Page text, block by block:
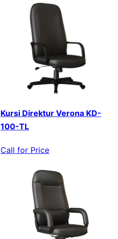
Kursi Direktur Verona KD-
100-TL
Call for Price